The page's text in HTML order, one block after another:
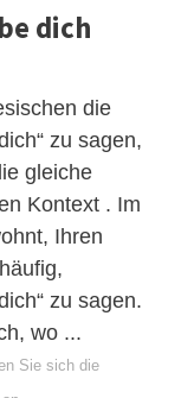
dich
die
zu sagen,
gleiche
Kontext . Im
Ihren
zu sagen.
wo ...
Sie sich die